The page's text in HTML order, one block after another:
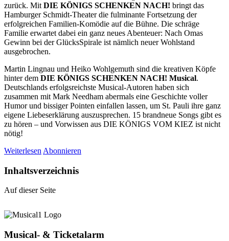
zurück. Mit DIE KÖNIGS SCHENKEN NACH! bringt das
Hamburger Schmidt-Theater die fulminante Fortsetzung der
erfolgreichen Familien-Komödie auf die Bühne. Die schräge
Familie erwartet dabei ein ganz neues Abenteuer: Nach Omas
Gewinn bei der GlücksSpirale ist nämlich neuer Wohlstand
ausgebrochen.
Martin Lingnau und Heiko Wohlgemuth sind die kreativen Köpfe
hinter dem DIE KÖNIGS SCHENKEN NACH! Musical.
Deutschlands erfolgsreichste Musical-Autoren haben sich
zusammen mit Mark Needham abermals eine Geschichte voller
Humor und bissiger Pointen einfallen lassen, um St. Pauli ihre ganz
eigene Liebeserklärung auszusprechen. 15 brandneue Songs gibt es
zu hören – und Vorwissen aus DIE KÖNIGS VOM KIEZ ist nicht
nötig!
Weiterlesen Abonnieren
Inhaltsverzeichnis
Auf dieser Seite
Musical- & Ticketalarm